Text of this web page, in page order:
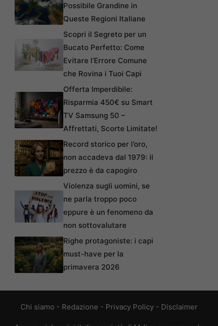
Possibile Grandine in
Queste Regioni Italiane
Scopri il Segreto per un
Bucato Perfetto: Come
Evitare l’Errore Comune
che Rovina i Tuoi Capi
Offerta Imperdibile:
Risparmia 450€ su Smart
TV Samsung 50 –
Affrettati, Scorte Limitate!
Record storico per l’oro,
non accadeva dal 1979: il
prezzo è da capogiro
Violenza sugli uomini, se
ne parla troppo poco
eppure è un fenomeno da
non sottovalutare
Righe protagoniste: i capi
must-have per la
primavera 2026
Chi siamo - Redazione - Privacy Policy - Disclaimer